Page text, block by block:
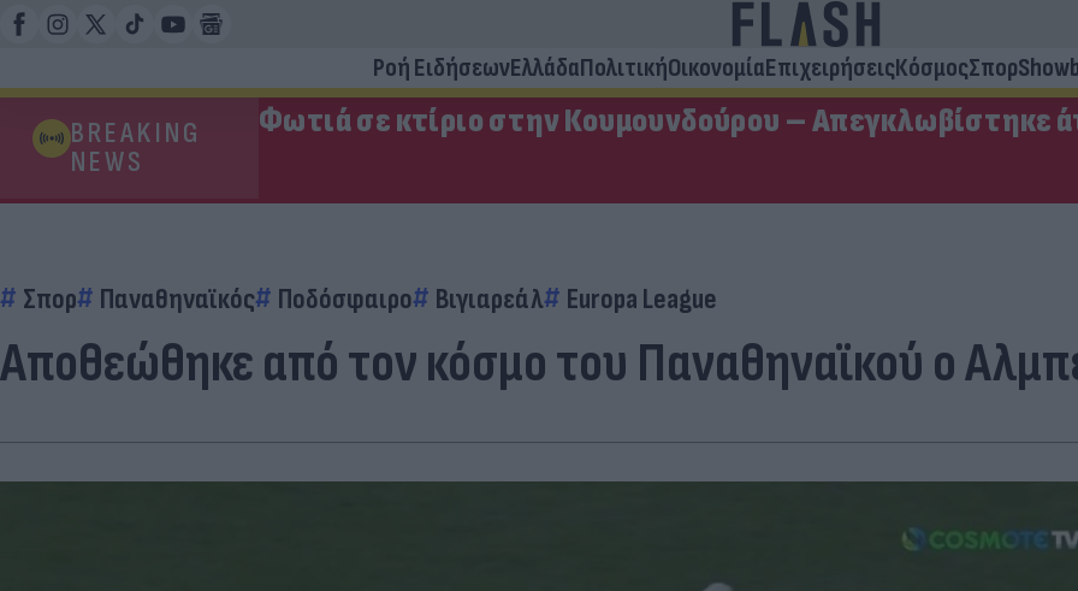
Ροή ΕιδήσεωνΕλλάδαΠολιτικήΟικονομίαΕπιχειρήσειςΚόσμοςΣπορ
BREAKING
NEWS
Φωτιά σε κτίριο στην Κουμουνδούρου – Απεγκλωβίστηκε
Σπορ Παναθηναϊκός Ποδόσφαιρο Βιγιαρεάλ Europa League
Αποθεώθηκε από τον κόσμο του Παναθηναϊκού ο